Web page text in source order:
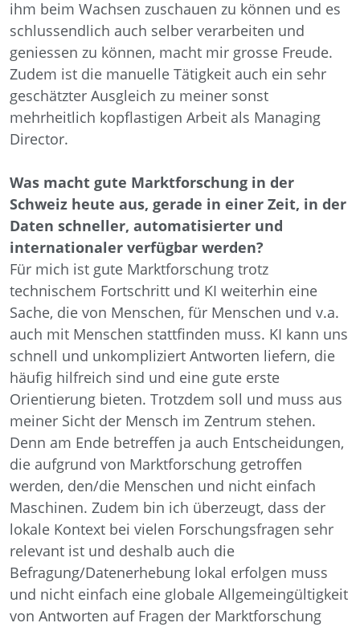
ihm beim Wachsen zuschauen zu können und es
schlussendlich auch selber verarbeiten und
geniessen zu können, macht mir grosse Freude.
Zudem ist die manuelle Tätigkeit auch ein sehr
geschätzter Ausgleich zu meiner sonst
mehrheitlich kopflastigen Arbeit als Managing
Director.
Was macht gute Marktforschung in der
Schweiz heute aus, gerade in einer Zeit, in der
Daten schneller, automatisierter und
internationaler verfügbar werden?
Für mich ist gute Marktforschung trotz
technischem Fortschritt und KI weiterhin eine
Sache, die von Menschen, für Menschen und v.a.
auch mit Menschen stattfinden muss. KI kann uns
schnell und unkompliziert Antworten liefern, die
häufig hilfreich sind und eine gute erste
Orientierung bieten. Trotzdem soll und muss aus
meiner Sicht der Mensch im Zentrum stehen.
Denn am Ende betreffen ja auch Entscheidungen,
die aufgrund von Marktforschung getroffen
werden, den/die Menschen und nicht einfach
Maschinen. Zudem bin ich überzeugt, dass der
lokale Kontext bei vielen Forschungsfragen sehr
relevant ist und deshalb auch die
Befragung/Datenerhebung lokal erfolgen muss
und nicht einfach eine globale Allgemeingültigkeit
von Antworten auf Fragen der Marktforschung